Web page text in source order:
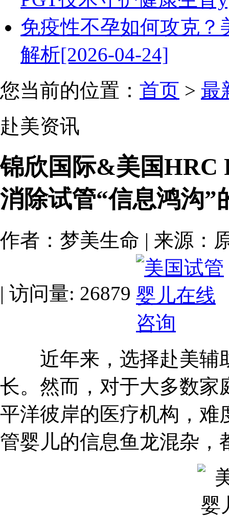
免疫性不孕如何攻克？
解析[2026-04-24]
您当前的位置： 首页 > 最
赴美资讯
锦欣国际&美国HRC
消除试管“信息鸿沟”
作者：梦美生命 | 来源：
| 访问量: 26879
近年来，选择赴美辅
长。然而，对于大多数家
平洋彼岸的医疗机构，难
管婴儿的信息鱼龙混杂，